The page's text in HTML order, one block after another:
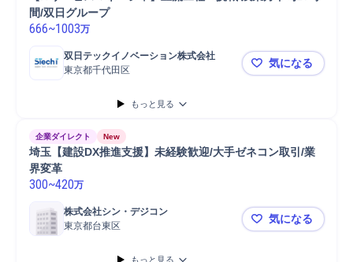
間/双日グループ
666~1003万
双日テックイノベーション株式会社
東京都千代田区
【ITサービ
気になる
もっと見る
企業ダイレクト New
埼玉【建設DX推進支援】未経験歓迎/大手ゼネコン取引/業
界変革
300~420万
株式会社シン・デジコン
東京都台東区
埼玉【建設
気になる
もっと見る